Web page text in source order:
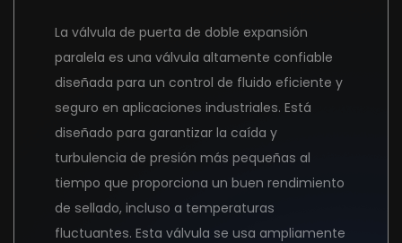
La válvula de puerta de doble expansión
paralela es una válvula altamente confiable
diseñada para un control de fluido eficiente y
seguro en aplicaciones industriales. Está
diseñado para garantizar la caída y
turbulencia de presión más pequeñas al
tiempo que proporciona un buen rendimiento
de sellado, incluso a temperaturas
fluctuantes. Esta válvula se usa ampliamente